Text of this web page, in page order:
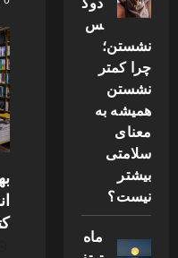
س
نشستن؛
چرا کمتر
نشستن
همیشه به
معنای
سلامتی
بیشتر
نیست؟
ماه